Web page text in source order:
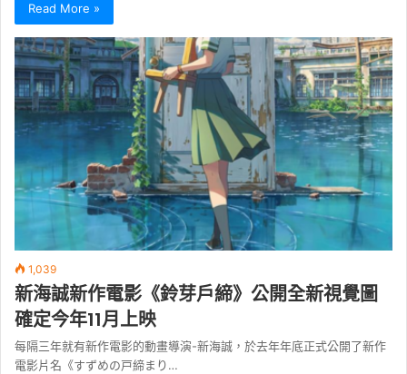
Read More »
1,039
新海誠新作電影《鈴芽戶締》公開全新視覺圖
確定今年11月上映
每隔三年就有新作電影的動畫導演-新海誠，於去年年底正式公開了新作
電影片名《すずめの戸締まり…